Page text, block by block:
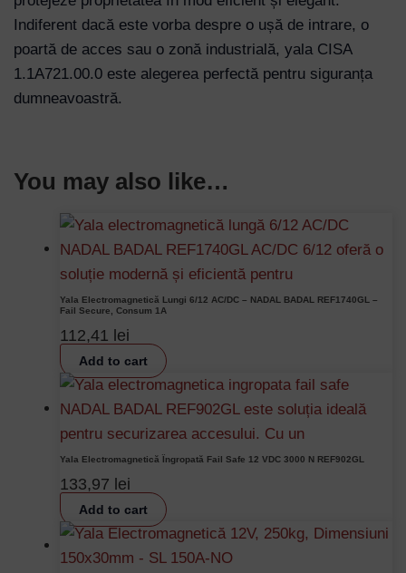
Indiferent dacă este vorba despre o ușă de intrare, o
poartă de acces sau o zonă industrială, yala CISA
1.1A721.00.0 este alegerea perfectă pentru siguranța
dumneavoastră.
You may also like…
Yala Electromagnetică Lungi 6/12 AC/DC – NADAL BADAL REF1740GL –
Fail Secure, Consum 1A
112,41 lei
Add to cart
Yala Electromagnetică Îngropată Fail Safe 12 VDC 3000 N REF902GL
133,97 lei
Add to cart